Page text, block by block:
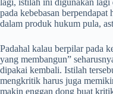
pada kebebasan
dalam produk hukum pula,
Padahal kalau berpilar pada
yang membangun”
dipakai kembali. Istilah
mengkritik harus juga
makin enggan dong buat